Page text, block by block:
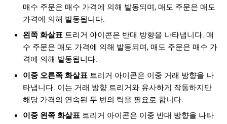
매수 주문은 매수 가격에 의해 발동되며, 매도 주문은 매도
가격에 의해 발동됩니다.
왼쪽 화살표트리거 아이콘은 반대 방향을 나타냅니다. 매
수 주문은 매도 가격에 의해 발동되며, 매도 주문은 매수 가
격에 의해 발동됩니다.
이중 오른쪽 화살표트리거 아이콘은 이중 거래 방향을 나
타냅니다. 이는 거래 방향 트리거와 유사하게 작동하지만
해당 가격의 연속된 두 번의 틱을 필요로 합니다.
이중 왼쪽 화살표트리거 아이콘은 이중 반대 방향을 나타